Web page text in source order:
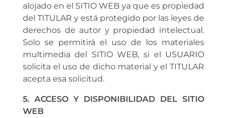
alojado en el SITIO WEB ya que es propiedad
del TITULAR y está protegido por las leyes de
derechos de autor y propiedad intelectual.
Solo se permitirá el uso de los materiales
multimedia del SITIO WEB, si el USUARIO
solicita el uso de dicho material y el TITULAR
acepta esa solicitud.
5. ACCESO Y DISPONIBILIDAD DEL SITIO
WEB